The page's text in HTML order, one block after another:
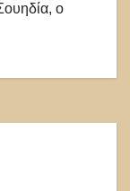
ο